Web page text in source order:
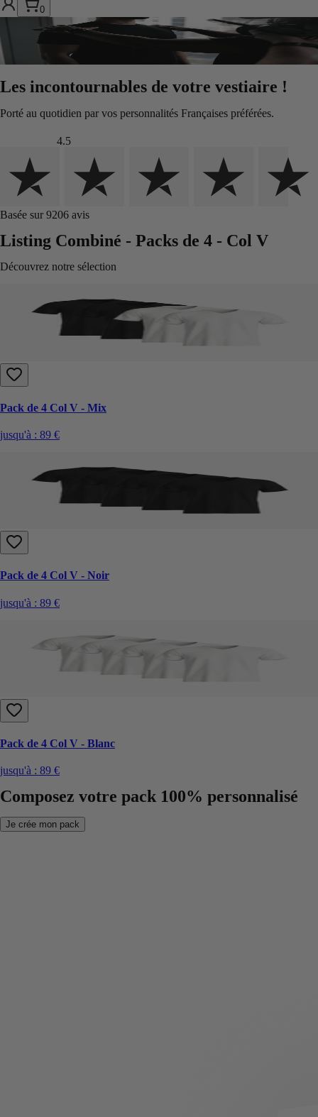
0
Les incontournables de votre vestiaire !
Porté au quotidien par vos personnalités Françaises préférées.
4.5
Basée sur 9206 avis
Listing Combiné - Packs de 4 - Col V
Découvrez notre sélection
Pack de 4 Col V - Mix
jusqu'à : 89 €
Pack de 4 Col V - Noir
jusqu'à : 89 €
Pack de 4 Col V - Blanc
jusqu'à : 89 €
Composez votre pack 100% personnalisé
Je crée mon pack